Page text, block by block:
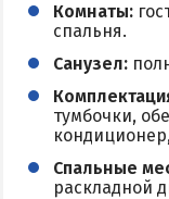
Комнаты:
спальня.
Санузел:
тумбочки,
Спальные
раскладной